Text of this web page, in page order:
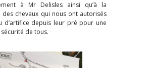
à Mr Delisles ainsi qu’à la
chevaux qui nous ont autorisés
d’artifice depuis leur pré pour une
de tous.